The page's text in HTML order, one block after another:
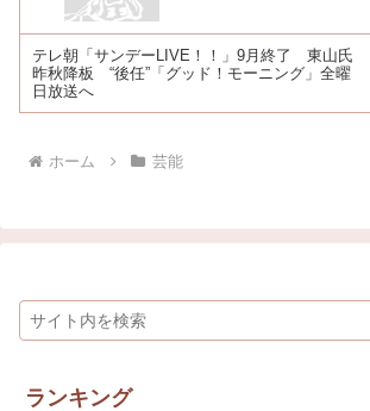
テレ朝「サンデーLIVE！！」9月終了 東山氏
昨秋降板 “後任”「グッド！モーニング」全曜
日放送へ
ホーム 芸能
ランキング